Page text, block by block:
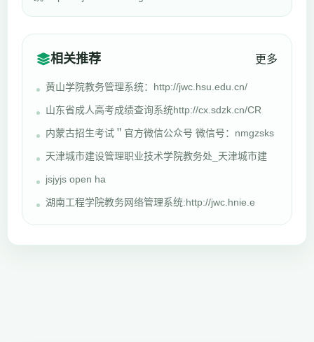
相关推荐 更多
黄山学院教务管理系统：http://jwc.hsu.edu.cn/
山东省成人高考成绩查询系统http://cx.sdzk.cn/CR
内蒙古招生考试＂官方微信公众号 微信号：nmgzsks
天津城市建设管理职业技术学院教务处_天津城市建
jsjyjs open ha
湖南工程学院教务网络管理系统:http://jwc.hnie.e